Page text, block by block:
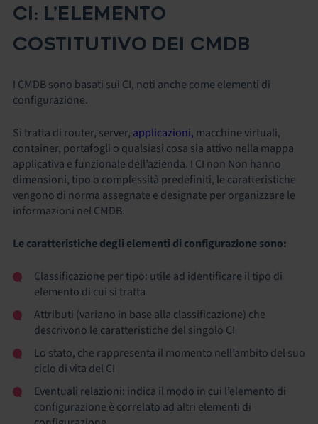
CI: L’ELEMENTO
COSTITUTIVO DEI CMDB
I CMDB sono basati sui CI, noti anche come elementi di
configurazione.
Si tratta di router, server, applicazioni, macchine virtuali,
container, portafogli o qualsiasi cosa sia attivo nella mappa
applicativa e funzionale dell’azienda. I CI non Non hanno
dimensioni, tipo o complessità predefiniti, le caratteristiche
vengono di norma assegnate e designate per organizzare le
informazioni nel CMDB.
Le caratteristiche degli elementi di configurazione sono:
Classificazione per tipo: utile ad identificare il tipo di
elemento di cui si tratta
Attributi (variano in base alla classificazione) che
descrivono le caratteristiche del singolo CI
Lo stato, che rappresenta il momento nell’ambito del suo
ciclo di vita del CI
Eventuali relazioni: indica il modo in cui l’elemento di
configurazione è correlato ad altri elementi di